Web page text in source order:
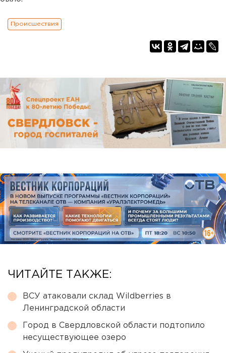
Происшествия
ЧИТАЙТЕ ТАКЖЕ:
ВСУ атаковали склад Wildberries в
Ленинградской области
Город в Свердловской области подтопило
несуществующее озеро